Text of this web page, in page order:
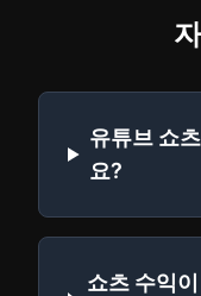
유튜브 쇼
요?
쇼츠 수익